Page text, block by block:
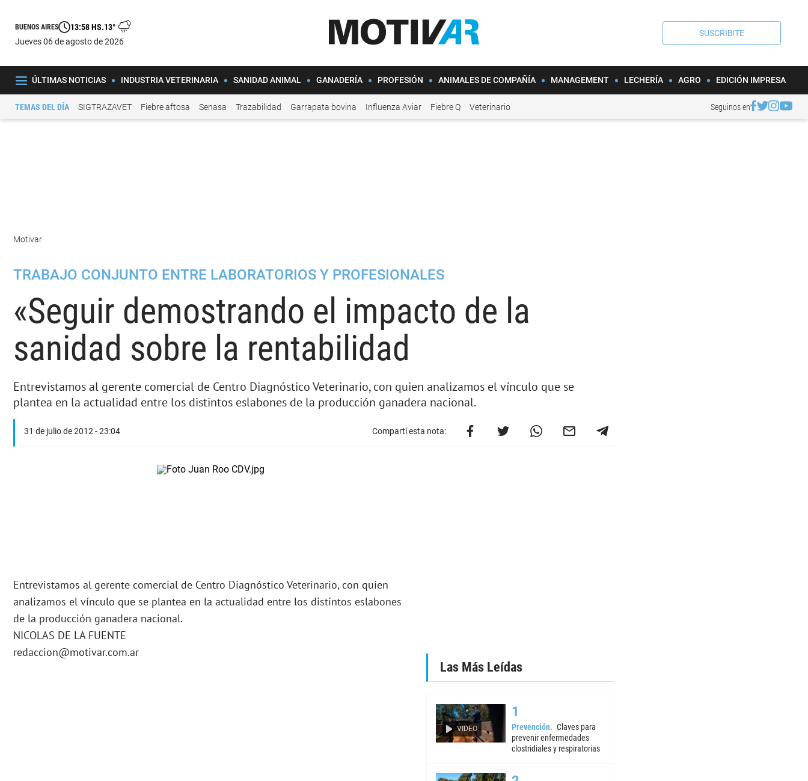
BUENOS AIRES 13:58 HS.13°
jueves 06 de agosto de 2026
SUSCRIBITE
ÚLTIMAS NOTICIAS INDUSTRIA VETERINARIA SANIDAD ANIMAL GANADERÍA PROFESIÓN ANIMALES DE COMPAÑÍA MANAGEMENT LECHERÍA AGRO EDICIÓN IMPRESA
TEMAS DEL DÍA SIGTRAZAVET Fiebre aftosa Senasa Trazabilidad Garrapata bovina Influenza Aviar Fiebre Q Veterinario Seguinos en
Motivar
TRABAJO CONJUNTO ENTRE LABORATORIOS Y PROFESIONALES
«Seguir demostrando el impacto de la
sanidad sobre la rentabilidad
Entrevistamos al gerente comercial de Centro Diagnóstico Veterinario, con quien analizamos el vínculo que se
plantea en la actualidad entre los distintos eslabones de la producción ganadera nacional.
31 de julio de 2012 - 23:04 Compartí esta nota:
Entrevistamos al gerente comercial de Centro Diagnóstico Veterinario, con quien
analizamos el vínculo que se plantea en la actualidad entre los distintos eslabones
de la producción ganadera nacional.
NICOLAS DE LA FUENTE
redaccion@motivar.com.ar
Las Más Leídas
VIDEO Prevención
Claves para
prevenir enfermedades
clostridiales y respiratorias